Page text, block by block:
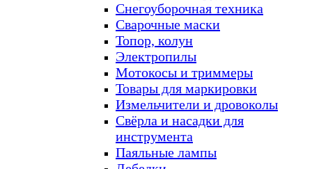
Снегоуборочная техника
Сварочные маски
Топор, колун
Электропилы
Мотокосы и триммеры
Товары для маркировки
Измельчители и дровоколы
Свёрла и насадки для
инструмента
Паяльные лампы